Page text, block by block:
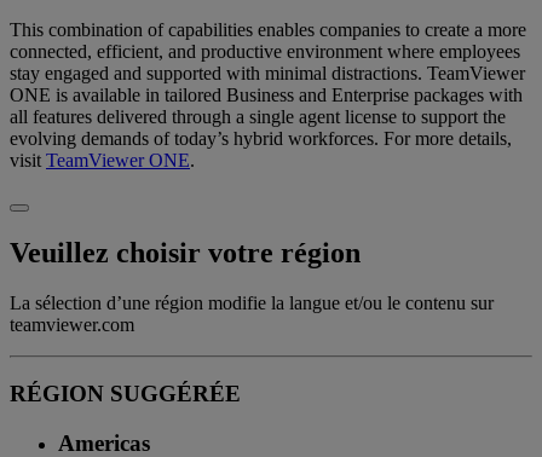
This combination of capabilities enables companies to create a more
connected, efficient, and productive environment where employees
stay engaged and supported with minimal distractions. TeamViewer
ONE is available in tailored Business and Enterprise packages with
all features delivered through a single agent license to support the
evolving demands of today’s hybrid workforces. For more details,
visit TeamViewer ONE.
Veuillez choisir votre région
La sélection d’une région modifie la langue et/ou le contenu sur
teamviewer.com
RÉGION SUGGÉRÉE
Americas